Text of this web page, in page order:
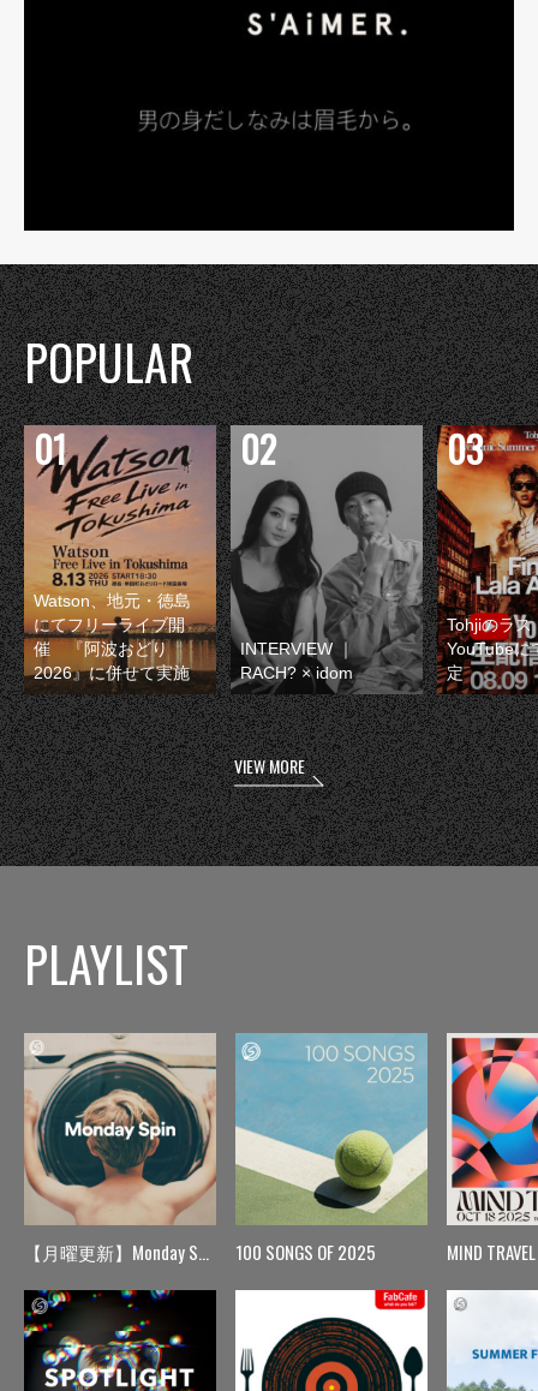
POPULAR
Watson、地元・徳島
にてフリーライブ開
催 『阿波おどり
2026』に併せて実施
INTERVIEW ｜
RACH? × idom
Tohjiのラス
YouTubeに
定
VIEW MORE
PLAYLIST
【月曜更新】Monday Spin 100 SONGS OF 2025 MIND TRAVEL